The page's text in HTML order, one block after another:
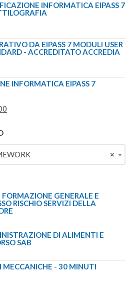
INFORMATICA EIPASS 7
DA EIPASS 7 MODULI USER
- ACCREDITATO ACCREDIA
INFORMATICA EIPASS 7
È:
€139.00.
×
GENERALE E
RISCHIO SERVIZI DELLA
DI ALIMENTI E
SAB
MECCANICHE - 30 MINUTI